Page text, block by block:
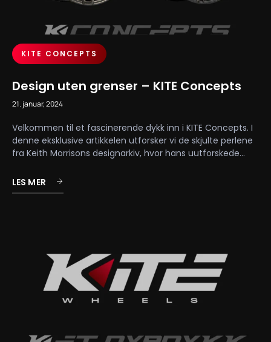
KITE CONCEPTS
Design uten grenser – KITE Concepts
21. januar, 2024
Velkommen til et fascinerende dykk inn i KITE Concepts. I
denne eksklusive artikkelen utforsker vi de skjulte perlene
fra Keith Morrisons designarkiv, hvor hans uutforskede...
LES MER